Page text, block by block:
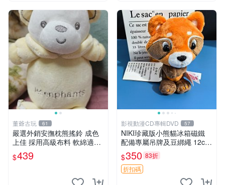
董爺古玩 61
嚴選外銷安撫枕熊搖鈴 成色
上佳 採用高級布料 軟綿適合
收藏 安心選購 安撫枕 熊玩具
搖鈴
$439
影視動漫CD專輯DVD 57
NIKI珍藏版小熊貓冰箱磁鐵
配備專屬吊牌及豆綁繩 12cm
廢品嚴選 好評推薦 小熊貓冰
箱貼 磁鐵掛件 冰箱飾品
$350 83折
折扣碼